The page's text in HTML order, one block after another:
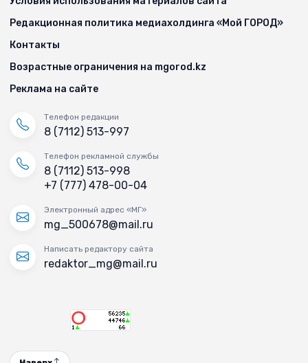
Редакционная политика медиахолдинга «Мой ГОРОД»
Контакты
Возрастные ограничения на mgorod.kz
Реклама на сайте
Телефон редакции
8 (7112) 513-997
Телефон рекламной службы
8 (7112) 513-998
+7 (777) 478-00-04
Электронный адрес «МГ»
mg_500678@mail.ru
Написать редактору сайта
redaktor_mg@mail.ru